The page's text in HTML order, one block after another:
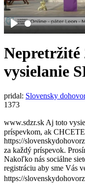
Play
Nepretržité
vysielanie
pridal: Slovensky
1373
www.sdzr.sk Aj toto
príspevkom, ak
https://
za každý príspevok.
Nakoľko nás sociálne
registráciu aby sme Vás
https://